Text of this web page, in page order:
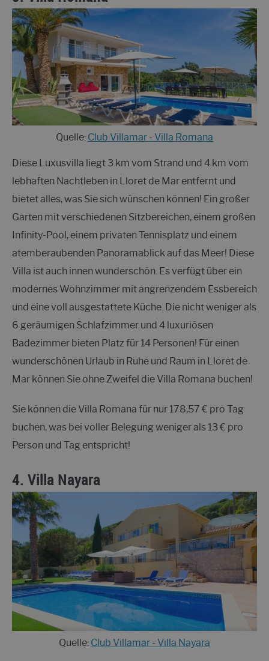
Quelle: Club Villamar - Villa Romana
Diese Luxusvilla liegt 3 km vom Strand und 4 km vom
lebhaften Nachtleben in Lloret de Mar entfernt und
bietet alles, was Sie sich wünschen können! Ein großer
Garten mit verschiedenen Sitzbereichen, einem großen
Infinity-Pool, einem privaten Tennisplatz und einem
atemberaubenden Panoramablick auf das Meer! Diese
Villa ist auch innen wunderschön. Es verfügt über ein
modernes Wohnzimmer mit angrenzendem Essbereich
und eine voll ausgestattete Küche. Die nicht weniger als
6 geräumigen Schlafzimmer und 4 luxuriösen
Badezimmer bieten Platz für 14 Personen! Für einen
wunderschönen Urlaub in Ruhe und Raum in Lloret de
Mar können Sie ohne Zweifel die Villa Romana buchen!
Sie können die Villa Romana für nur 178,57 € pro Tag
buchen, was bei voller Belegung weniger als 13 € pro
Person und Tag entspricht!
4. Villa Nayara
Quelle: Club Villamar - Villa Nayara